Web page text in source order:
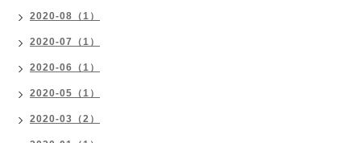
2020-08（1）
2020-07（1）
2020-06（1）
2020-05（1）
2020-03（2）